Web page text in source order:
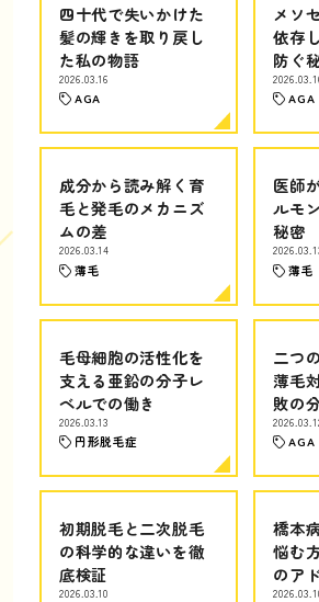
四十代で失いかけた
髪の輝きを取り戻し
た私の物語
2026.03.16
AGA
メソ
依存
防ぐ
AGA
成分から読み解く育
毛と発毛のメカニズ
ムの差
2026.03.14
薄毛
医師
ルモ
秘密
薄毛
毛母細胞の活性化を
支える亜鉛の分子レ
ベルでの働き
2026.03.13
円形脱毛症
二つ
薄毛
敗の
AGA
初期脱毛と二次脱毛
の科学的な違いを徹
底検証
2026.03.10
橋本
悩む
のア